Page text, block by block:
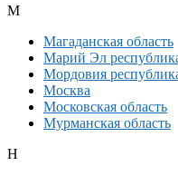
М
Магаданская область
Марий Эл
Мордовия
Москва
Московская область
Мурманская область
Н